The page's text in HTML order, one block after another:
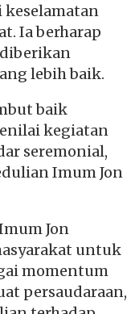
keselamatan
Ia berharap
lebih baik.
baik
kegiatan
seremonial,
Imum Jon
Jon
untuk
momentum
persaudaraan,